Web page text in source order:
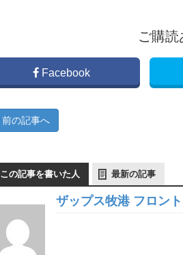
ご購
Facebook
前の記事へ
この記事を書いた人 最新の記事
ザップス牧港 フロント